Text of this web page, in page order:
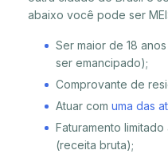
abaixo você pode ser MEI:
Ser maior de 18
ser emancipado);
Comprovante de
Atuar com uma das
Faturamento
(receita bruta);